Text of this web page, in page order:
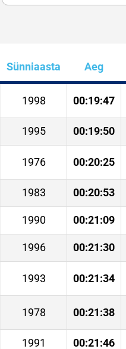
Sünniaasta Aeg
1998 00:19:47
1995 00:19:50
1976 00:20:25
1983 00:20:53
1990 00:21:09
1996 00:21:30
1993 00:21:34
1978 00:21:38
1991 00:21:46